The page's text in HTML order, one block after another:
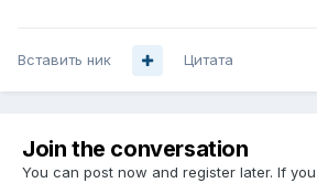
Вставить ник Цитата
Join the conversation
You can post now and register later. If